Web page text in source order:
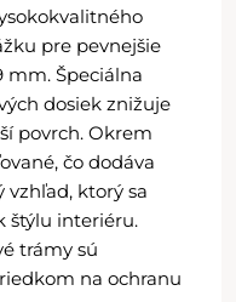
pre pevnejšie
mm. Špeciálna
dosiek znižuje
povrch. Okrem
čo dodáva
ktorý sa
štýlu interiéru.
trámy sú
na ochranu